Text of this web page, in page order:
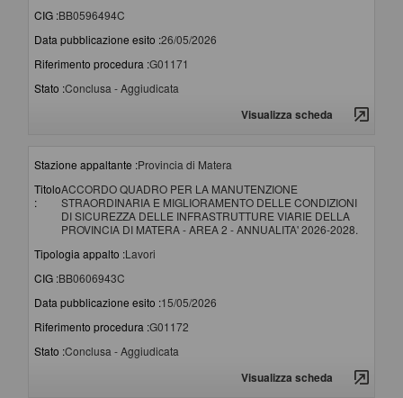
CIG :BB0596494C
Data pubblicazione esito :26/05/2026
Riferimento procedura :G01171
Stato :Conclusa - Aggiudicata
Visualizza scheda
Stazione appaltante :Provincia di Matera
Titolo
:
ACCORDO QUADRO PER LA MANUTENZIONE
STRAORDINARIA E MIGLIORAMENTO DELLE CONDIZIONI
DI SICUREZZA DELLE INFRASTRUTTURE VIARIE DELLA
PROVINCIA DI MATERA - AREA 2 - ANNUALITA' 2026-2028.
Tipologia appalto :Lavori
CIG :BB0606943C
Data pubblicazione esito :15/05/2026
Riferimento procedura :G01172
Stato :Conclusa - Aggiudicata
Visualizza scheda